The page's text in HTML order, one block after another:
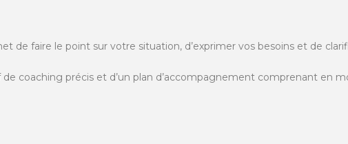
de faire le point sur votre situation, d’exprimer vos besoins et de
coaching précis et d’un plan d’accompagnement comprenant en